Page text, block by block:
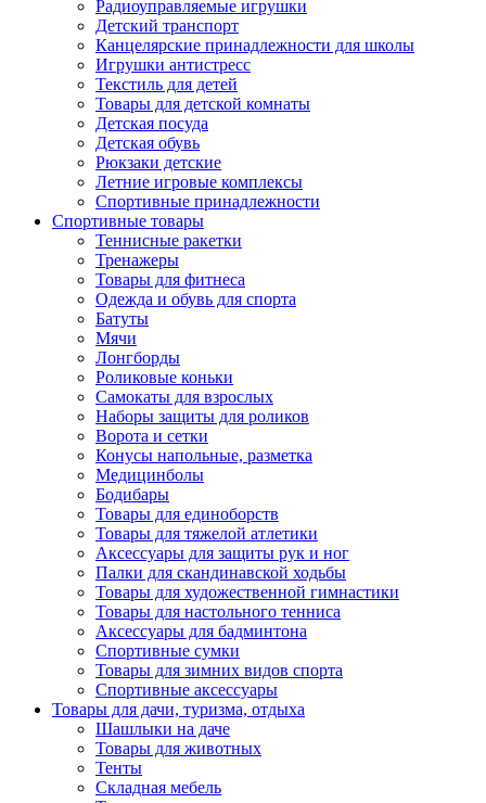
Радиоуправляемые игрушки
Детский транспорт
Канцелярские принадлежности для школы
Игрушки антистресс
Текстиль для детей
Товары для детской комнаты
Детская посуда
Детская обувь
Рюкзаки детские
Летние игровые комплексы
Спортивные принадлежности
Спортивные товары
Теннисные ракетки
Тренажеры
Товары для фитнеса
Одежда и обувь для спорта
Батуты
Мячи
Лонгборды
Роликовые коньки
Самокаты для взрослых
Наборы защиты для роликов
Ворота и сетки
Конусы напольные, разметка
Медицинболы
Бодибары
Товары для единоборств
Товары для тяжелой атлетики
Аксессуары для защиты рук и ног
Палки для скандинавской ходьбы
Товары для художественной гимнастики
Товары для настольного тенниса
Аксессуары для бадминтона
Спортивные сумки
Товары для зимних видов спорта
Спортивные аксессуары
Товары для дачи, туризма, отдыха
Шашлыки на даче
Товары для животных
Тенты
Складная мебель